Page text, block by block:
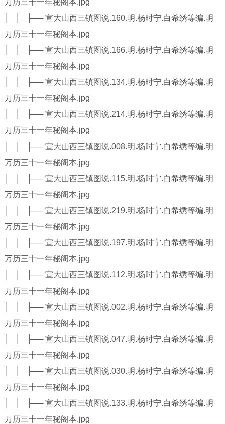
万历三十一年秘阁本.jpg
│ │ ├── 宣大山西三镇图说.160.明.杨时宁.白希绣等编.明
万历三十一年秘阁本.jpg
│ │ ├── 宣大山西三镇图说.166.明.杨时宁.白希绣等编.明
万历三十一年秘阁本.jpg
│ │ ├── 宣大山西三镇图说.134.明.杨时宁.白希绣等编.明
万历三十一年秘阁本.jpg
│ │ ├── 宣大山西三镇图说.214.明.杨时宁.白希绣等编.明
万历三十一年秘阁本.jpg
│ │ ├── 宣大山西三镇图说.008.明.杨时宁.白希绣等编.明
万历三十一年秘阁本.jpg
│ │ ├── 宣大山西三镇图说.115.明.杨时宁.白希绣等编.明
万历三十一年秘阁本.jpg
│ │ ├── 宣大山西三镇图说.219.明.杨时宁.白希绣等编.明
万历三十一年秘阁本.jpg
│ │ ├── 宣大山西三镇图说.197.明.杨时宁.白希绣等编.明
万历三十一年秘阁本.jpg
│ │ ├── 宣大山西三镇图说.112.明.杨时宁.白希绣等编.明
万历三十一年秘阁本.jpg
│ │ ├── 宣大山西三镇图说.002.明.杨时宁.白希绣等编.明
万历三十一年秘阁本.jpg
│ │ ├── 宣大山西三镇图说.047.明.杨时宁.白希绣等编.明
万历三十一年秘阁本.jpg
│ │ ├── 宣大山西三镇图说.030.明.杨时宁.白希绣等编.明
万历三十一年秘阁本.jpg
│ │ ├── 宣大山西三镇图说.133.明.杨时宁.白希绣等编.明
万历三十一年秘阁本.jpg